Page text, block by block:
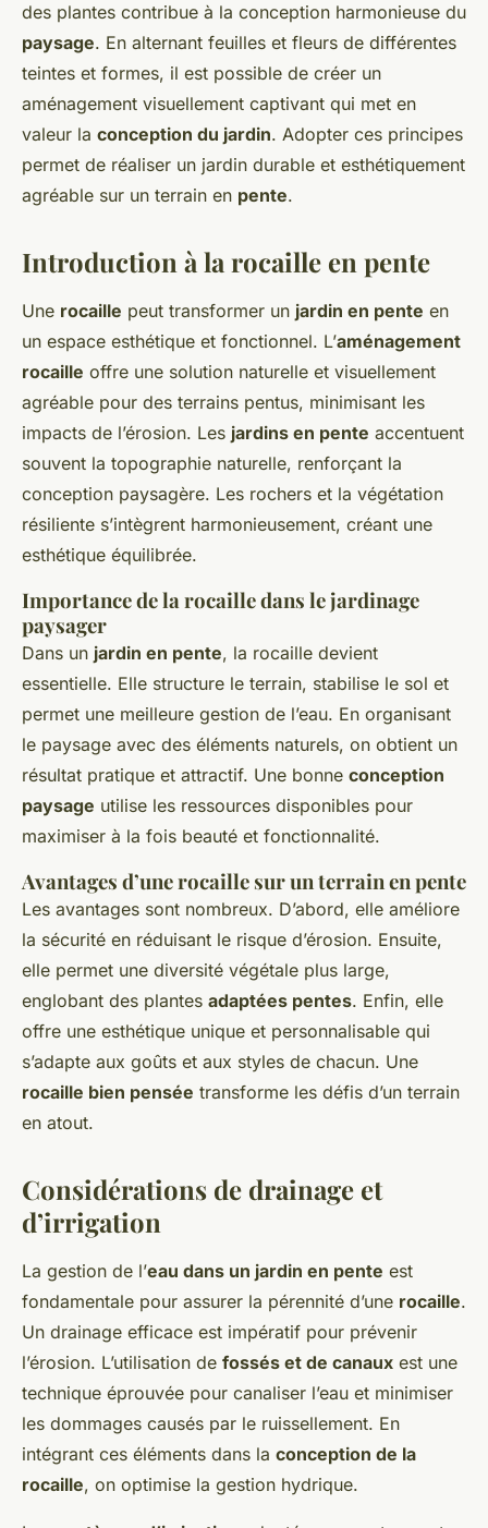
des plantes contribue à la conception harmonieuse du
paysage. En alternant feuilles et fleurs de différentes
teintes et formes, il est possible de créer un
aménagement visuellement captivant qui met en
valeur la conception du jardin. Adopter ces principes
permet de réaliser un jardin durable et esthétiquement
agréable sur un terrain en pente.
Introduction à la rocaille en pente
Une rocaille peut transformer un jardin en pente en
un espace esthétique et fonctionnel. L’aménagement
rocaille offre une solution naturelle et visuellement
agréable pour des terrains pentus, minimisant les
impacts de l’érosion. Les jardins en pente accentuent
souvent la topographie naturelle, renforçant la
conception paysagère. Les rochers et la végétation
résiliente s’intègrent harmonieusement, créant une
esthétique équilibrée.
Importance de la rocaille dans le jardinage
paysager
Dans un jardin en pente, la rocaille devient
essentielle. Elle structure le terrain, stabilise le sol et
permet une meilleure gestion de l’eau. En organisant
le paysage avec des éléments naturels, on obtient un
résultat pratique et attractif. Une bonne conception
paysage utilise les ressources disponibles pour
maximiser à la fois beauté et fonctionnalité.
Avantages d’une rocaille sur un terrain en pente
Les avantages sont nombreux. D’abord, elle améliore
la sécurité en réduisant le risque d’érosion. Ensuite,
elle permet une diversité végétale plus large,
englobant des plantes adaptées pentes. Enfin, elle
offre une esthétique unique et personnalisable qui
s’adapte aux goûts et aux styles de chacun. Une
rocaille bien pensée transforme les défis d’un terrain
en atout.
Considérations de drainage et
d’irrigation
La gestion de l’eau dans un jardin en pente est
fondamentale pour assurer la pérennité d’une rocaille.
Un drainage efficace est impératif pour prévenir
l’érosion. L’utilisation de fossés et de canaux est une
technique éprouvée pour canaliser l’eau et minimiser
les dommages causés par le ruissellement. En
intégrant ces éléments dans la conception de la
rocaille, on optimise la gestion hydrique.